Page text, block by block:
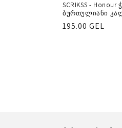
SCRIKSS -
ბურთულიანი
რეგულარული
195.00 GEL